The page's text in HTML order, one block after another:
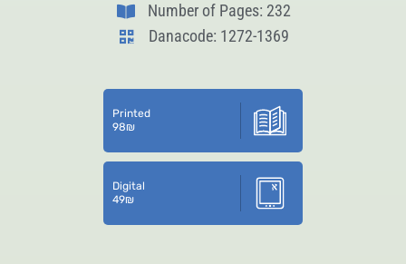
Number of Pages: 232
Danacode: 1272-1369
Printed
98₪
Digital
49₪